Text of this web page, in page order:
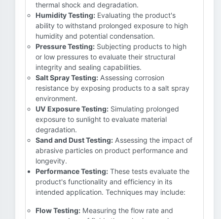
thermal shock and degradation.
Humidity Testing: Evaluating the product's
ability to withstand prolonged exposure to high
humidity and potential condensation.
Pressure Testing: Subjecting products to high
or low pressures to evaluate their structural
integrity and sealing capabilities.
Salt Spray Testing: Assessing corrosion
resistance by exposing products to a salt spray
environment.
UV Exposure Testing: Simulating prolonged
exposure to sunlight to evaluate material
degradation.
Sand and Dust Testing: Assessing the impact of
abrasive particles on product performance and
longevity.
Performance Testing: These tests evaluate the
product's functionality and efficiency in its
intended application. Techniques may include:
Flow Testing: Measuring the flow rate and